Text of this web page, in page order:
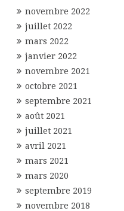
novembre 2022
juillet 2022
mars 2022
janvier 2022
novembre 2021
octobre 2021
septembre 2021
août 2021
juillet 2021
avril 2021
mars 2021
mars 2020
septembre 2019
novembre 2018